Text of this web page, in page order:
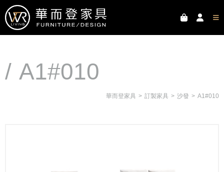
A1#010
華而登家具 訂製家具 沙發 A1#010